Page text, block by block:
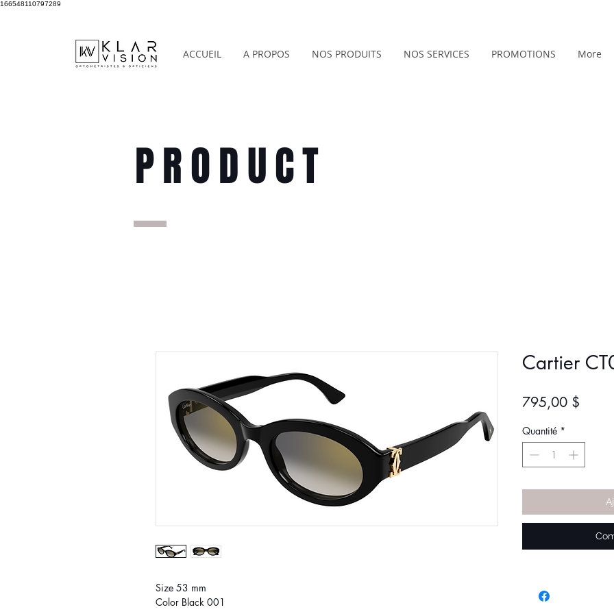
166548110797289
ACCUEIL A PROPOS NOS PRODUITS NOS SERVICES PROMOTIONS More
PRODUCT
Size 53 mm
Color Black 001
Cartier
795,00 $
Quantité *